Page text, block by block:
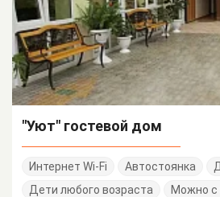
"Уют" гостевой дом
Интернет Wi-Fi Автостоянка
Дети любого возраста
Можно